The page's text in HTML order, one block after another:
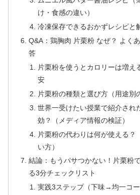
け・食感の違い）
冷凍保存できるおかずレシピと
Q&A：鶏胸肉 片栗粉 なぜ？ よく
答
片栗粉を使うとカロリーは増え
安
片栗粉の種類と選び方（用途別
世界一受けたい授業で紹介され
効？（メディア情報の検証）
片栗粉の代わりは何が使える？
い方）
結論：もうパサつかない！片栗粉
る3分チェックリスト
実践3ステップ（下味→均一コ